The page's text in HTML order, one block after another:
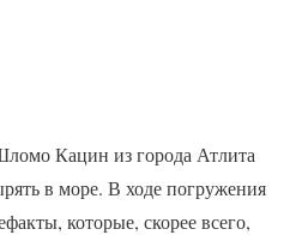
Кацин из города Атлита
в море. В ходе погружения
которые, скорее всего,